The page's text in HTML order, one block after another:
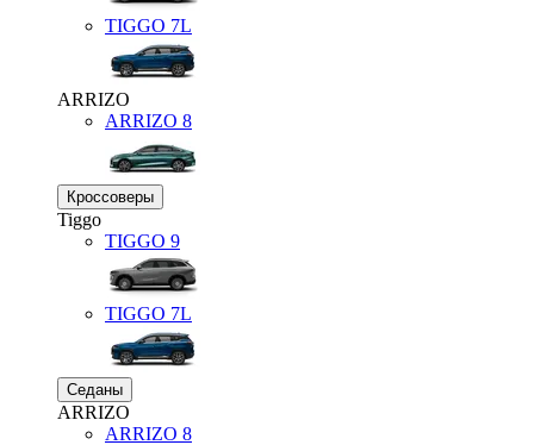
TIGGO 7L
ARRIZO
ARRIZO 8
Кроссоверы
Tiggo
TIGGO 9
TIGGO 7L
Седаны
ARRIZO
ARRIZO 8